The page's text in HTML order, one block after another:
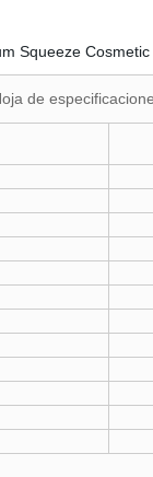
de